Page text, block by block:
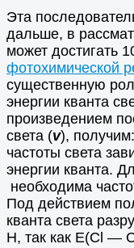
Эта
дальше, в
может достигать
фотохимической
существенную
энергии кванта
произведением
света (v),
частоты света
энергии кванта.
необходима
Под действием
кванта света
Н, так как Е(Cl —